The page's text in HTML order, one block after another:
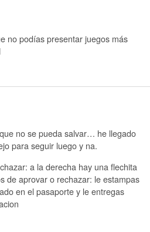
no podías presentar juegos más
no se pueda salvar… he llegado
para seguir luego y na.
a la derecha hay una flechita
de aprovar o rechazar: le estampas
en el pasaporte y le entregas